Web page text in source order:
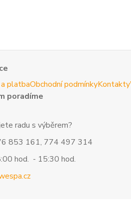
platbaObchodní podmínkyKontakty
poradíme
radu s výběrem?
853 161, 774 497 314
hod. - 15:30 hod.